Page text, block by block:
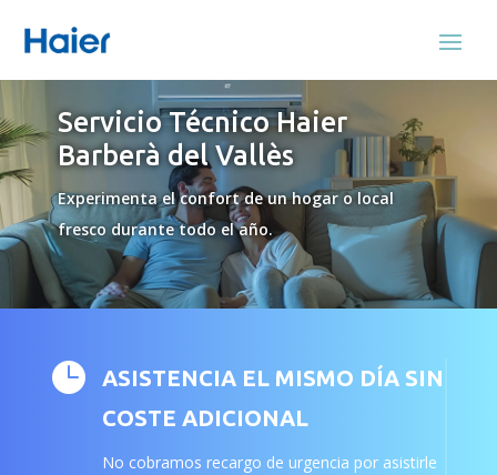
Servicio Técnico Haier
Barberà del Vallès
Experimenta el confort de un hogar o local
fresco durante todo el año.

ASISTENCIA EL MISMO DÍA SIN
COSTE ADICIONAL
No cobramos recargo de urgencia por asistirle